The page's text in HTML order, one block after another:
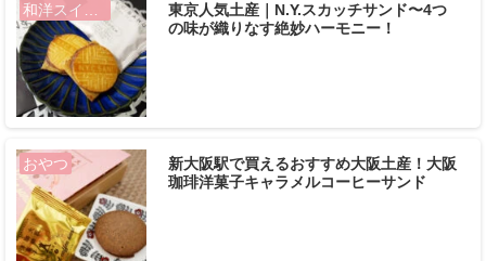
和洋スイーツ
東京人気土産｜N.Y.スカッチサンド〜4つ
の味が織りなす絶妙ハーモニー！
おやつ
新大阪駅で買えるおすすめ大阪土産！大阪
珈琲洋菓子キャラメルコーヒーサンド